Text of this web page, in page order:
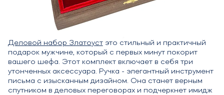
Деловой набор Златоустэто стильный и практичный
подарок мужчине, который с первых минут покорит
вашего шефа. Этот комплект включает в себя три
утонченных аксессуара. Ручка - элегантный инструмент
письма с изысканным дизайном. Она станет верным
спутником в деловых переговорах и подчеркнет имидж